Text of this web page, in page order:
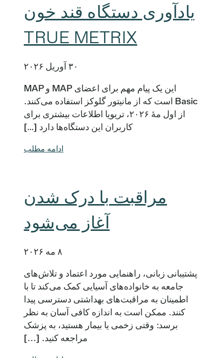
یادآوری دستگاه قند خون
TRUE METRIX
۳۰ آوریل ۲۰۲۶
این یک پیام مهم برای اعضای MAP و MAP
Basic است که از مانیتور گلوکز استفاده می‌کنند.
از اول مهٔ ۲۰۲۶، تریویا اطلاعات بیشتری برای
کاربران این دستگاه‌ها دارد […]
ادامه مطلب
مراقبت با درک شدن
آغاز می‌شود
۸ مه ۲۰۲۶
پشتیبانی زبانی، راهنمایی مورد اعتماد و تلاش‌های
جامعه به خانواده‌های آسیایی کمک می‌کند تا با
اطمینان به مراقبت‌های بهداشتی دسترسی پیدا
کنند. ممکن است به اندازه کافی آسان به نظر
برسد: وقتی زخمی یا بیمار هستید، به پزشک
مراجعه کنید. [...]